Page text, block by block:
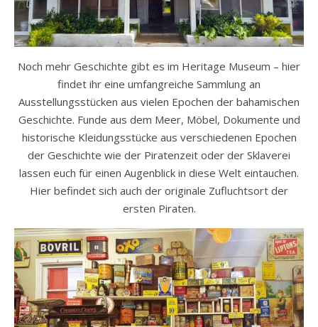
Noch mehr Geschichte gibt es im Heritage Museum – hier
findet ihr eine umfangreiche Sammlung an
Ausstellungsstücken aus vielen Epochen der bahamischen
Geschichte. Funde aus dem Meer, Möbel, Dokumente und
historische Kleidungsstücke aus verschiedenen Epochen
der Geschichte wie der Piratenzeit oder der Sklaverei
lassen euch für einen Augenblick in diese Welt eintauchen.
Hier befindet sich auch der originale Zufluchtsort der
ersten Piraten.